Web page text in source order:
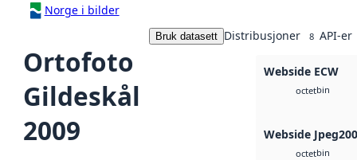
Norge i bilder
Ortofoto
Gildeskål
2009
Bruk datasett Distribusjoner 8 API-er
Webside ECW
octetbin
Webside
octetbin